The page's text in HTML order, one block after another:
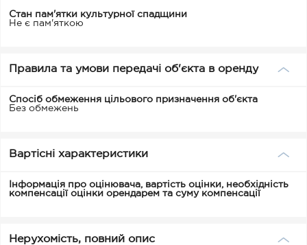
Стан пам'ятки культурної спадщини
Не є пам'яткою
Правила та умови передачі об'єкта в оренду
Спосіб обмеження цільового призначення об'єкта
Без обмежень
Вартісні характеристики
Інформація про оцінювача, вартість оцінки, необхідність
компенсації оцінки орендарем та суму компенсації
Нерухомість, повний опис